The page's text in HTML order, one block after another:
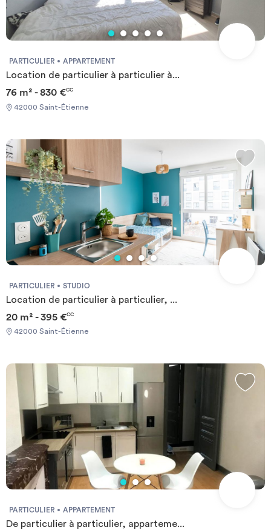
PARTICULIER APPARTEMENT
Location de particulier à particulier à...
76 m² - 830 €CC
42000 Saint-Étienne
PARTICULIER STUDIO
Location de particulier à particulier, ...
20 m² - 395 €CC
42000 Saint-Étienne
PARTICULIER APPARTEMENT
De particulier à particulier, apparteme...